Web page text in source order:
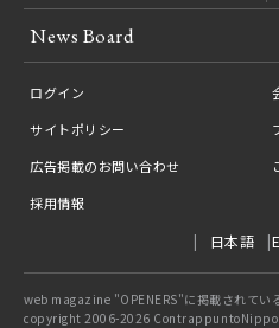
News Board
ログイン
サイトポリシー
広告掲載のお問い合わせ
採用情報
日本語
web magazine "OPENERS"に掲載されてい
copyright 2006-2026